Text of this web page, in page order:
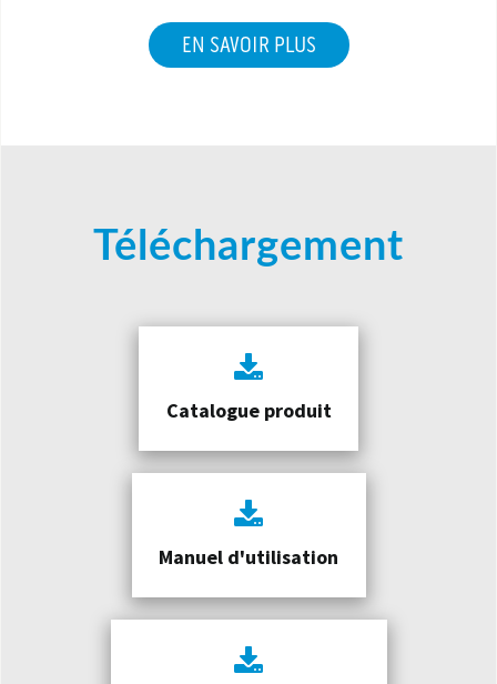
EN SAVOIR PLUS
Téléchargement
Catalogue produit
Manuel d'utilisation